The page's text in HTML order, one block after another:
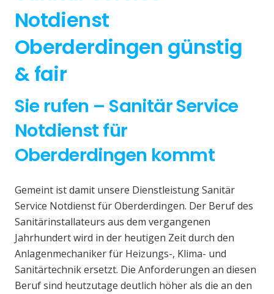
Notdienst
Oberderdingen günstig
& fair
Sie rufen – Sanitär Service
Notdienst für
Oberderdingen kommt
Gemeint ist damit unsere Dienstleistung Sanitär
Service Notdienst für Oberderdingen. Der Beruf des
Sanitärinstallateurs aus dem vergangenen
Jahrhundert wird in der heutigen Zeit durch den
Anlagenmechaniker für Heizungs-, Klima- und
Sanitärtechnik ersetzt. Die Anforderungen an diesen
Beruf sind heutzutage deutlich höher als die an den